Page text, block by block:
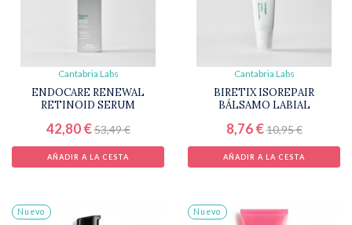
Cantabria Labs
ENDOCARE RENEWAL
RETINOID SERUM
42,80 €53,49 €
AÑADIR A LA CESTA
Cantabria Labs
BIRETIX ISOREPAIR
BÁLSAMO LABIAL
8,76 €10,95 €
AÑADIR A LA CESTA
Nuevo Nuevo